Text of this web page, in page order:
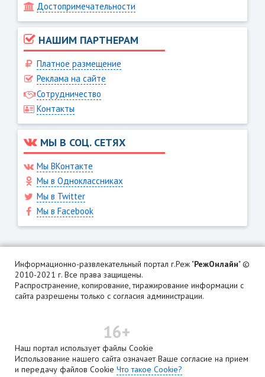
Достопримечательности
НАШИМ ПАРТНЕРАМ
Платное размещение
Реклама на сайте
Сотрудничество
Контакты
МЫ В СОЦ. СЕТЯХ
Мы ВКонтакте
Мы в Одноклассниках
Мы в Twitter
Мы в Facebook
Информационно-развлекательный портал г.Реж "РежОнлайн" ©
2010-2021 г. Все права защищены.
Распространение, копирование, тиражирование информации с
сайта разрешены только с согласия администрации.
16+
Наш портал использует файлы Cookie
Использование нашего сайта означает Ваше согласие на прием
и передачу файлов Cookie Что такое Cookie?